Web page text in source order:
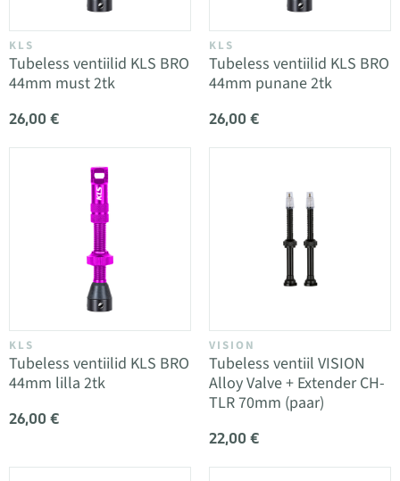
KLS
Tubeless ventiilid KLS BRO
44mm must 2tk
26,00 €
KLS
Tubeless ventiilid KLS BRO
44mm punane 2tk
26,00 €
KLS
Tubeless ventiilid KLS BRO
44mm lilla 2tk
26,00 €
VISION
Tubeless ventiil VISION
Alloy Valve + Extender CH-
TLR 70mm (paar)
22,00 €